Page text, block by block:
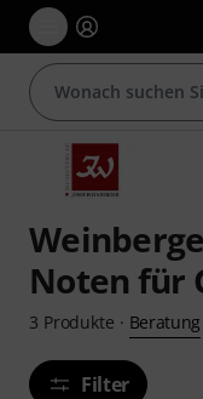
Noten für
3 Produkte · Beratung
Filter